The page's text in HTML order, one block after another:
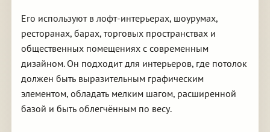
Его используют в лофт-интерьерах, шоурумах,
ресторанах, барах, торговых пространствах и
общественных помещениях с современным
дизайном. Он подходит для интерьеров, где потолок
должен быть выразительным графическим
элементом, обладать мелким шагом, расширенной
базой и быть облегчённым по весу.